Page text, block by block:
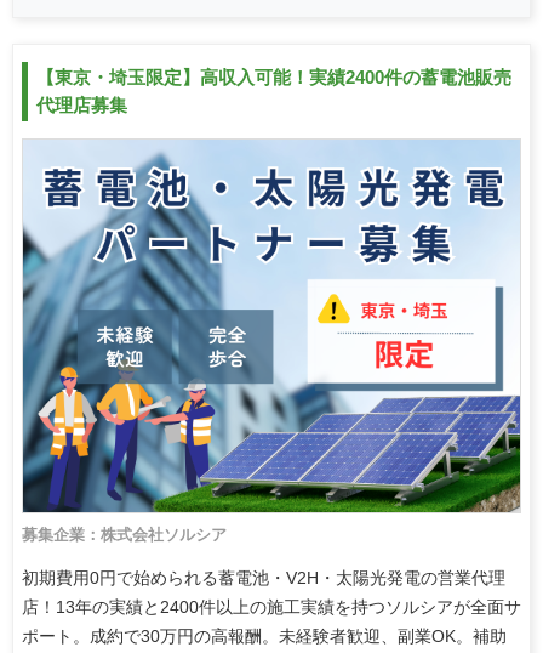
【東京・埼玉限定】高収入可能！実績2400件の蓄電池販売
代理店募集
募集企業：株式会社ソルシア
初期費用0円で始められる蓄電池・V2H・太陽光発電の営業代理
店！13年の実績と2400件以上の施工実績を持つソルシアが全面サ
ポート。成約で30万円の高報酬。未経験者歓迎、副業OK。補助